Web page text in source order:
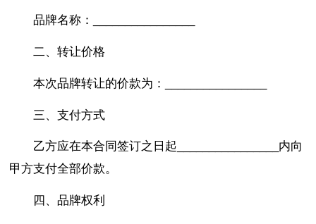
品牌名称：________________
二、转让价格
本次品牌转让的价款为：________________
三、支付方式
乙方应在本合同签订之日起________________内向
甲方支付全部价款。
四、品牌权利